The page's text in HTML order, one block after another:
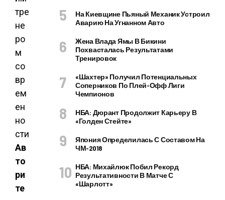
Ав
то
ри
те
На Киевщине Пьяный Механик Устроил
Аварию На Угнанном Авто
Жена Влада Ямы В Бикини
Похвасталась Результатами
Тренировок
«Шахтер» Получил Потенциальных
Соперников По Плей-Офф Лиги
Чемпионов
НБА: Дюрант Продолжит Карьеру В
«Голден Стейте»
Япония Определилась С Составом На
ЧМ-2018
НБА: Михайлюк Побил Рекорд
Результативности В Матче С
«Шарлотт»